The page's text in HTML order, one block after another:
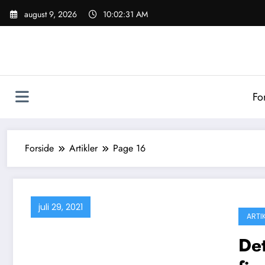
Videre
august 9, 2026 10:02:32 AM
Forside Artikler Page 16
juli 29, 2021